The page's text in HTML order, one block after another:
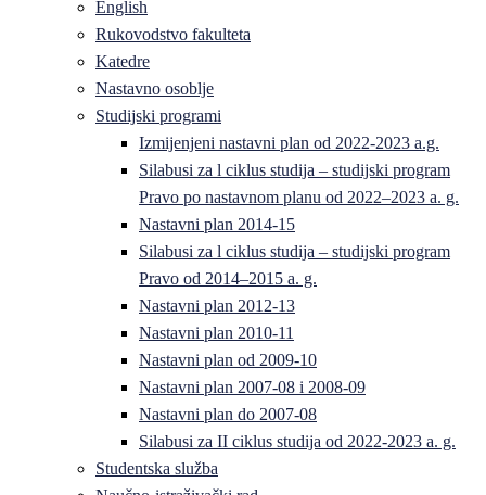
English
Rukovodstvo fakulteta
Katedre
Nastavno osoblje
Studijski programi
Izmijenjeni nastavni plan od 2022-2023 a.g.
Silabusi za l ciklus studija – studijski program
Pravo po nastavnom planu od 2022–2023 a. g.
Nastavni plan 2014-15
Silabusi za l ciklus studija – studijski program
Pravo od 2014–2015 a. g.
Nastavni plan 2012-13
Nastavni plan 2010-11
Nastavni plan od 2009-10
Nastavni plan 2007-08 i 2008-09
Nastavni plan do 2007-08
Silabusi za II ciklus studija od 2022-2023 a. g.
Studentska služba